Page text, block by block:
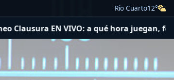
Río Cuarto12°
VIVO: a qué hora juegan, formaciones y